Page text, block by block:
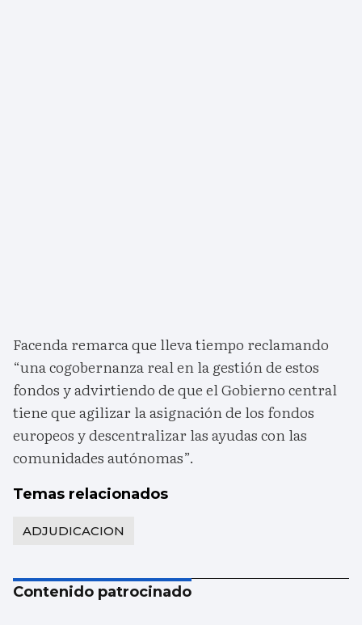
Facenda remarca que lleva tiempo reclamando
“una cogobernanza real en la gestión de estos
fondos y advirtiendo de que el Gobierno central
tiene que agilizar la asignación de los fondos
europeos y descentralizar las ayudas con las
comunidades autónomas”.
Temas relacionados
ADJUDICACION
Contenido patrocinado